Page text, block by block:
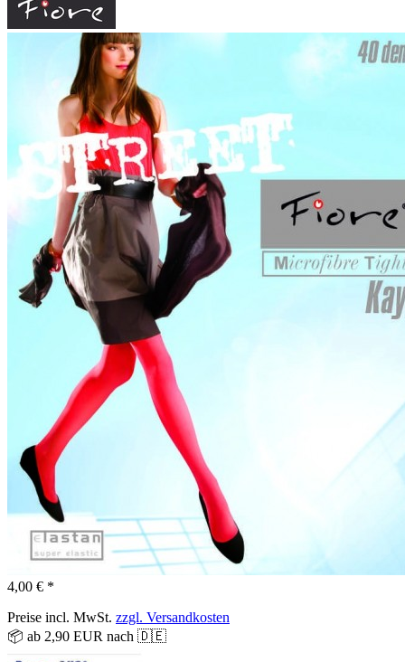
4,00 € *
Preise incl. MwSt. zzgl. Versandkosten
📦 ab 2,90 EUR nach 🇩🇪